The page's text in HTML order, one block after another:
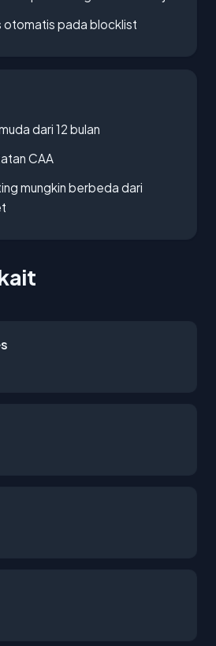
otomatis pada blocklist
dari 12 bulan
CAA
mungkin berbeda dari